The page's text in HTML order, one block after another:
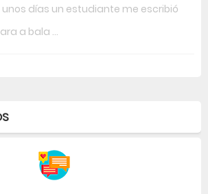
días un estudiante me escribió
a bala ...